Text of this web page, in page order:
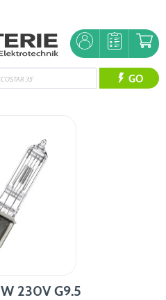
GO
230V G9.5